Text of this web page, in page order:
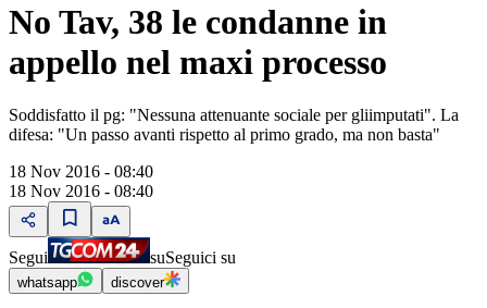
No Tav, 38 le condanne in
appello nel maxi processo
Soddisfatto il pg: "Nessuna attenuante sociale per gliimputati". La
difesa: "Un passo avanti rispetto al primo grado, ma non basta"
18 Nov 2016 - 08:40
18 Nov 2016 - 08:40
Segui suSeguici su
whatsapp discover